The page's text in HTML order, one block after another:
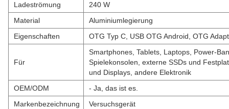
Ladeströmung
240 W
Material
Aluminiumlegierung
Eigenschaften
OTG Typ C, USB OTG Android, OTG
Für
Smartphones, Tablets, Laptops, Power-
Spielekonsolen, externe SSDs und
und Displays, andere Elektronik
OEM/ODM
- Ja, das ist es.
Markenbezeichnung
Versuchsgerät